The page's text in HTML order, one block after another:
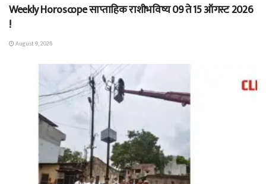
Weekly Horoscope साप्ताहिक राशीभविष्य 09 ते 15 ऑगस्ट 2026
!
August 9, 2026